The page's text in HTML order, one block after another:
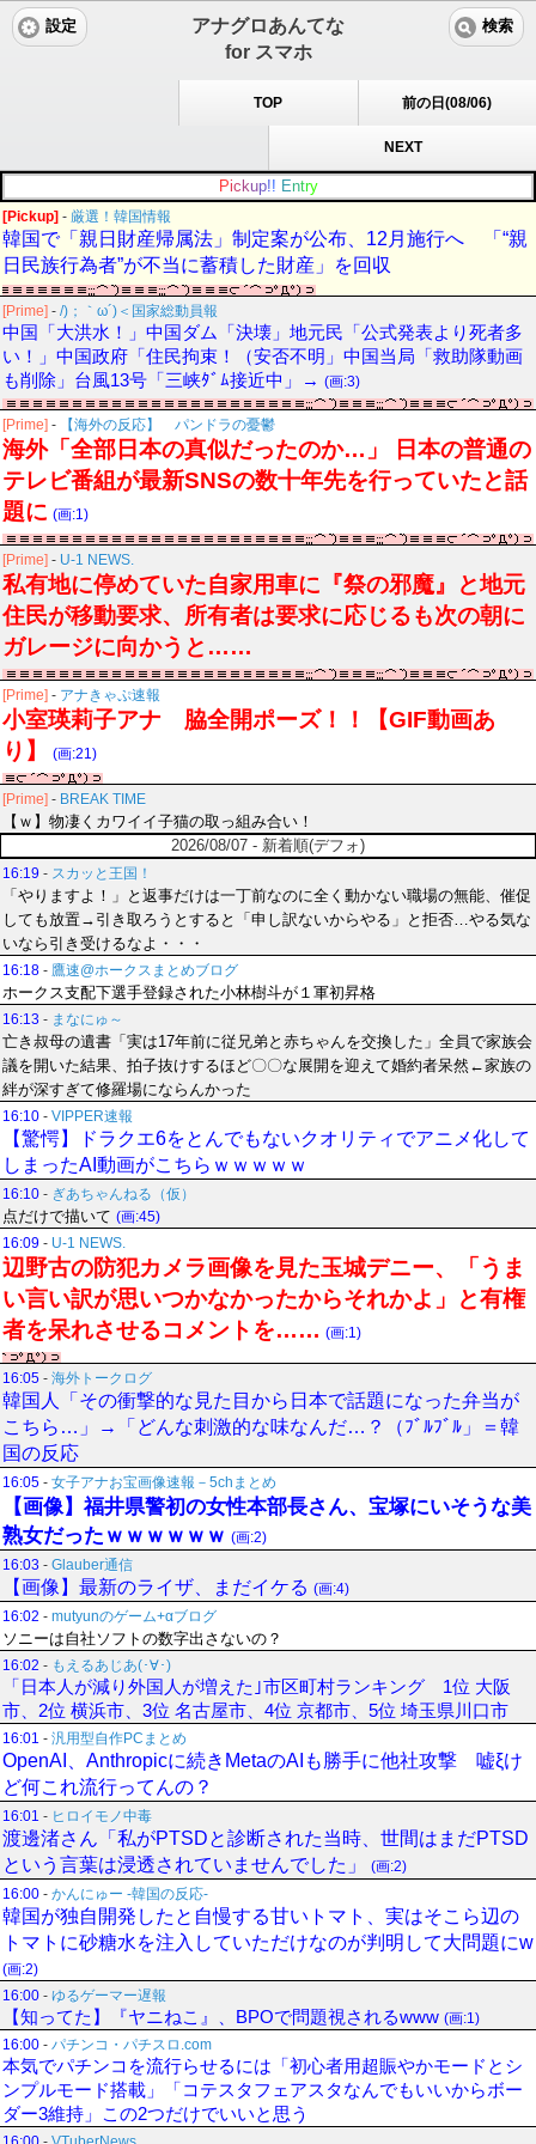
アナグロあんてな
for スマホ
設定 検索
TOP 前の日(08/06)
NEXT
Pic kup!! Entry
[Pickup] - 厳選！韓国情報
韓国で「親日財産帰属法」制定案が公布、12月施行へ 「“親
日民族行為者”が不当に蓄積した財産」を回収
[Prime] - /)；｀ω´)＜国家総動員報
中国「大洪水！」中国ダム「決壊」地元民「公式発表より死者多
い！」中国政府「住民拘束！（安否不明」中国当局「救助隊動画
も削除」台風13号「三峡ﾀﾞﾑ接近中」→ (画:3)
[Prime] - 【海外の反応】 パンドラの憂鬱
海外「全部日本の真似だったのか…」 日本の普通の
テレビ番組が最新SNSの数十年先を行っていたと話
題に (画:1)
[Prime] - U-1 NEWS.
私有地に停めていた自家用車に『祭の邪魔』と地元
住民が移動要求、所有者は要求に応じるも次の朝に
ガレージに向かうと……
[Prime] - アナきゃぷ速報
小室瑛莉子アナ 脇全開ポーズ！！【GIF動画あ
り】
(画:21)
[Prime] - BREAK TIME
【ｗ】物凄くカワイイ子猫の取っ組み合い！
2026/08/07 - 新着順(デフォ)
16:19 - スカッと王国！
「やりますよ！」と返事だけは一丁前なのに全く動かない職場の無能、催促
しても放置→引き取ろうとすると「申し訳ないからやる」と拒否…やる気な
いなら引き受けるなよ・・・
16:18 - 鷹速@ホークスまとめブログ
ホークス支配下選手登録された小林樹斗が１軍初昇格
16:13 - まなにゅ～
亡き叔母の遺書「実は17年前に従兄弟と赤ちゃんを交換した」全員で家族会
議を開いた結果、拍子抜けするほど〇〇な展開を迎えて婚約者呆然←家族の
絆が深すぎて修羅場にならんかった
16:10 - VIPPER速報
【驚愕】ドラクエ6をとんでもないクオリティでアニメ化して
しまったAI動画がこちらｗｗｗｗｗ
16:10 - ぎあちゃんねる（仮）
点だけで描いて (画:45)
16:09 - U-1 NEWS.
辺野古の防犯カメラ画像を見た玉城デニー、「うま
い言い訳が思いつかなかったからそれかよ」と有権
者を呆れさせるコメントを…… (画:1)
16:05 - 海外トークログ
韓国人「その衝撃的な見た目から日本で話題になった弁当が
こちら…」→「どんな刺激的な味なんだ…？（ﾌﾞﾙﾌﾞﾙ」＝韓
国の反応
16:05 - 女子アナお宝画像速報－5chまとめ
【画像】福井県警初の女性本部長さん、宝塚にいそうな美
熟女だったｗｗｗｗｗｗ (画:2)
16:03 - Glauber通信
【画像】最新のライザ、まだイケる (画:4)
16:02 - mutyunのゲーム+αブログ
ソニーは自社ソフトの数字出さないの？
16:02 - もえるあじあ(･∀･)
「日本人が減り外国人が増えた｣市区町村ランキング 1位 大阪
市、2位 横浜市、3位 名古屋市、4位 京都市、5位 埼玉県川口市
16:01 - 汎用型自作PCまとめ
OpenAI、Anthropicに続きMetaのAIも勝手に他社攻撃 嘘ξけ
ど何これ流行ってんの？
16:01 - ヒロイモノ中毒
渡邊渚さん「私がPTSDと診断された当時、世間はまだPTSD
という言葉は浸透されていませんでした」
(画:2)
16:00 - かんにゅー -韓国の反応-
韓国が独自開発したと自慢する甘いトマト、実はそこら辺の
トマトに砂糖水を注入していただけなのが判明して大問題にw
(画:2)
16:00 - ゆるゲーマー遅報
【知ってた】『ヤニねこ』、BPOで問題視されるwww (画:1)
16:00 - パチンコ・パチスロ.com
本気でパチンコを流行らせるには「初心者用超賑やかモードとシ
ンプルモード搭載」「コテスタフェアスタなんでもいいからボー
ダー3維持」この2つだけでいいと思う